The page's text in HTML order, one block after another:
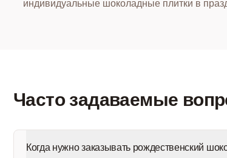
индивидуальные шоколадные плитки в
Часто задаваемые
Когда нужно заказывать рождественский